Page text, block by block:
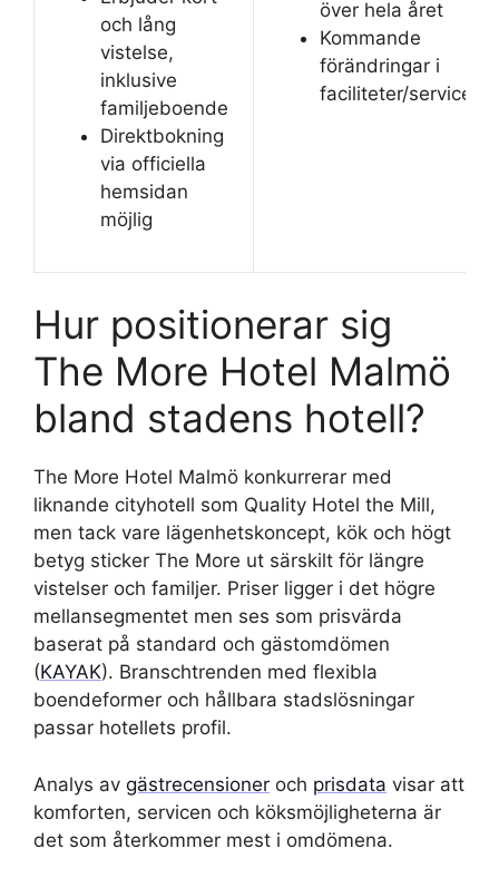
och lång
vistelse,
inklusive
familjeboende
Direktbokning
via officiella
hemsidan
möjlig
över hela året
Kommande
förändringar i
faciliteter/service
Hur positionerar sig
The More Hotel Malmö
bland stadens hotell?
The More Hotel Malmö konkurrerar med
liknande cityhotell som Quality Hotel the Mill,
men tack vare lägenhetskoncept, kök och högt
betyg sticker The More ut särskilt för längre
vistelser och familjer. Priser ligger i det högre
mellansegmentet men ses som prisvärda
baserat på standard och gästomdömen
(KAYAK). Branschtrenden med flexibla
boendeformer och hållbara stadslösningar
passar hotellets profil.
Analys av gästrecensioner och prisdata visar att
komforten, servicen och köksmöjligheterna är
det som återkommer mest i omdömena.